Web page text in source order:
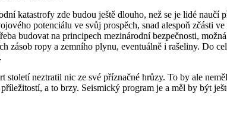
katastrofy zde budou ještě dlouho, než se je lidé
potenciálu ve svůj prospěch, snad alespoň zčásti
budovat na principech mezinárodní bezpečnosti,
zásob ropy a zemního plynu, eventuálně i rašeliny. Do
století neztratil nic ze své příznačné hrůzy. To by ale
a to brzy. Seismický program je a měl by být